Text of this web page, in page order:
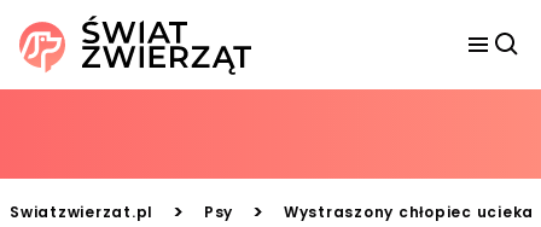
Swiatzwierzat.pl > Psy > Wystraszony chłopiec